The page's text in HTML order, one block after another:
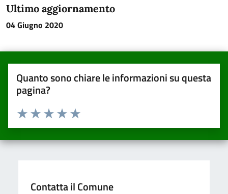
Ultimo aggiornamento
04 Giugno 2020
Quanto sono chiare le informazioni su questa
pagina?
Valuta da 1 a 5 stelle la pagina
Valuta 5 stelle su 5
Valuta 4 stelle su 5
Valuta 3 stelle su 5
Valuta 2 stelle su 5
Valuta una stella su 5
Contatta il Comune